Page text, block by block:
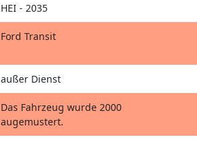
HEI - 2035
Ford Transit
außer Dienst
Das Fahrzeug wurde 2000
augemustert.